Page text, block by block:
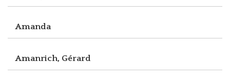
Amanda
Amanrich, Gérard